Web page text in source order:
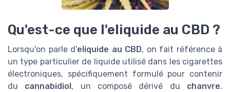
Qu'est-ce que l'eliquide au CBD ?
Lorsqu'on parle d'eliquide au CBD, on fait référence à
un type particulier de liquide utilisé dans les cigarettes
électroniques, spécifiquement formulé pour contenir
du cannabidiol, un composé dérivé du chanvre.